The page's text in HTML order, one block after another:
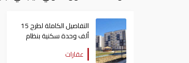
التفاصيل الكاملة لطرح 15
ألف وحدة سكنية بنظام
الإيجار المنتهي بالتملك في
مصر
عقارات